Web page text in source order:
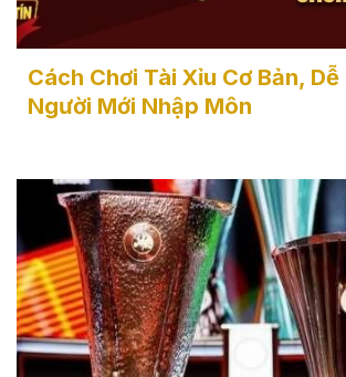
Cách Chơi Tài Xỉu
Cách Chơi Tài Xỉu Cơ Bản, Dễ
Người Mới Nhập Môn